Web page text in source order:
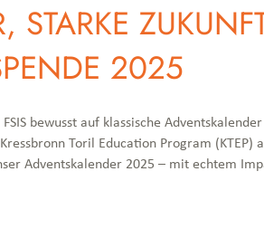
STARKE
2025
bewusst auf klassische
Toril Education Program
Adventskalender 2025 – mit echtem